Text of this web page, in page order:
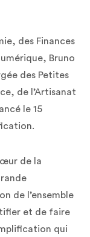
des Finances
Bruno
des Petites
de l’Artisanat
le 15
de la
de l’ensemble
et de faire
qui